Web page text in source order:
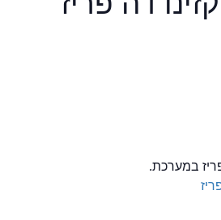
במערכת.